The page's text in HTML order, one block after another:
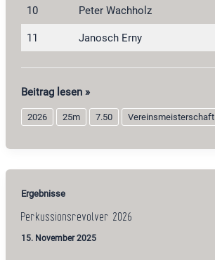
10 Peter Wachholz
11 Janosch Erny
Perkussionspistole
2026
Beitrag lesen »
2026 25m 7.50 Vereinsmeisterschaft
Ergebnisse
Perkussionsrevolver 2026
15. November 2025